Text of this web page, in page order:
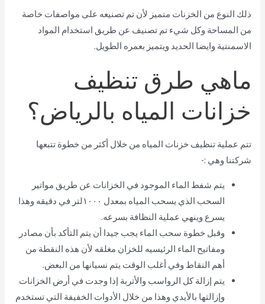
ذلك النوع من الخزنات متميز لأن تم تصنيعه على مواصفات خاصة
من المساحة وكل شيء تم تصنيف عن طريق استخدام المواد
الاسمنتية وايضا الحديد ويتميز بعمره الطويل.
ماهي طرق تنظيف
خزانات المياه بالرياض؟
تتم عملية تنظيف خزنات المياه من خلال أكثر من خطوة تتبعها
شركتنا وهي :-
يتم شفط الماء الموجود في الخزانات عن طريق مواتير
السحب الذي يسحب المياه بمعدل ١٠٠٠لتر في دقيقه وهذا
يسرع وينهي عملية النظافة بسرعه.
وقبل خطوة سحب الماء يجب جيدا أن يتم التأكد بأن مصادر
ومفاتيح الماء الرئيسيه للخزان مغلقه لأن هذه النقطة من
أهم النقاط وفي أغلب الوقت يتم نسيانها من البعض.
يتم إزالة كل الرواسب والأتربة إذا وجدت في أرض الخزانات
وإزالتها بالأيدي وهذا من خلال الأدوات الخفيفة التي تستخدم